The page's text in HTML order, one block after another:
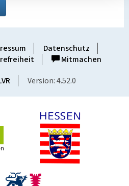
Datenschutz
Mitmachen
Version: 4.52.0